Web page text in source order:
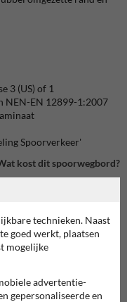
3 (US) of 1
NEN-EN 12899-1:2007
Spoorverkeer'
kost dit spoorwegbord?
technieken. Naast
goed werkt, plaatsen
mogelijke
advertentie-
gepersonaliseerde en